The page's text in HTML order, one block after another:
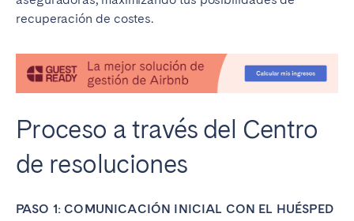
recuperación de costes.
Proceso a través del Centro
de resoluciones
PASO 1: COMUNICACIÓN INICIAL CON EL HUÉSPED